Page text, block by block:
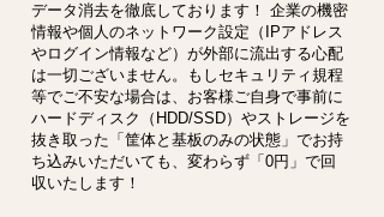
データ消去を徹底しております！ 企業の機密
情報や個人のネットワーク設定（IPアドレス
やログイン情報など）が外部に流出する心配
は一切ございません。もしセキュリティ規程
等でご不安な場合は、お客様ご自身で事前に
ハードディスク（HDD/SSD）やストレージを
抜き取った「筐体と基板のみの状態」でお持
ち込みいただいても、変わらず「0円」で回
収いたします！